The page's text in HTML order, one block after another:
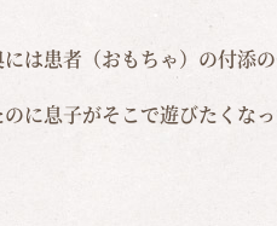
は患者（おもちゃ）の付添
に息子がそこで遊びたくな